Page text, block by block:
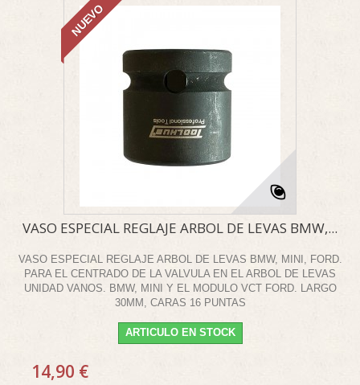
NUEVO
VASO ESPECIAL REGLAJE ARBOL DE LEVAS BMW,...
VASO ESPECIAL REGLAJE ARBOL DE LEVAS BMW, MINI, FORD.
PARA EL CENTRADO DE LA VALVULA EN EL ARBOL DE LEVAS
UNIDAD VANOS. BMW, MINI Y EL MODULO VCT FORD. LARGO
30MM, CARAS 16 PUNTAS
ARTICULO EN STOCK
14,90 €